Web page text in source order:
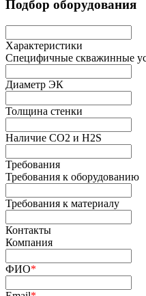
Подбор оборудования
Характеристики
Специфичные скважинные
Диаметр ЭК
Толщина стенки
Наличие СО2 и H2S
Требования
Требования к оборудованию
Требования к материалу
Контакты
Компания
ФИО*